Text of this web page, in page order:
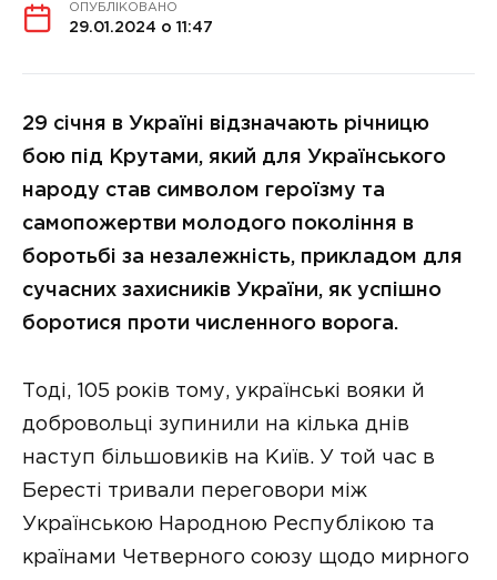
ОПУБЛІКОВАНО
29.01.2024 о 11:47
29 січня в Україні відзначають річницю
бою під Крутами, який для Українського
народу став символом героїзму та
самопожертви молодого покоління в
боротьбі за незалежність, прикладом для
сучасних захисників України, як успішно
боротися проти численного ворога.
Тоді, 105 років тому, українські вояки й
добровольці зупинили на кілька днів
наступ більшовиків на Київ. У той час в
Бересті тривали переговори між
Українською Народною Республікою та
країнами Четверного союзу щодо мирного